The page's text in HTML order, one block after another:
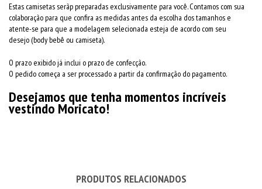
Estas camisetas serãp preparadas exclusivamente para você. Contamos com sua
colaboração para que confira as medidas antes da escolha dos tamanhos e
atente-se para que a modelagem selecionada esteja de acordo com seu
desejo (body bebê ou camiseta).
O prazo exibido já inclui o prazo de confecção.
O pedido começa a ser processado a partir da confirmação do pagamento.
Desejamos que tenha momentos incríveis
vestindo Moricato!
PRODUTOS RELACIONADOS